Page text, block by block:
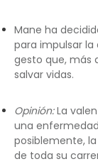
Mane ha
para impulsar
gesto que, más
salvar vidas.
Opinión:La
una
posiblemente,
de toda su